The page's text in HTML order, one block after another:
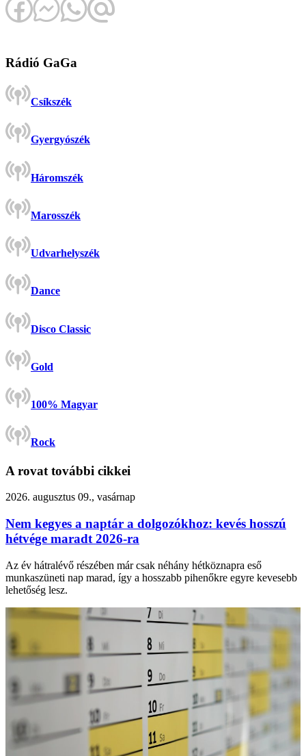
Rádió GaGa
Csíkszék
Gyergyószék
Háromszék
Marosszék
Udvarhelyszék
Dance
Disco Classic
Gold
100% Magyar
Rock
A rovat további cikkei
2026. augusztus 09., vasárnap
Nem kegyes a naptár a dolgozókhoz: kevés hosszú
hétvége maradt 2026-ra
Az év hátralévő részében már csak néhány hétköznapra eső
munkaszüneti nap marad, így a hosszabb pihenőkre egyre kevesebb
lehetőség lesz.